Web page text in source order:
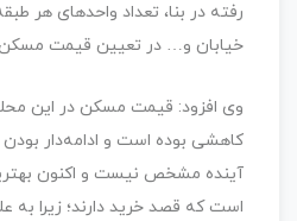
رفته در بنا، تعداد واحدهای هر
خیابان و… در تعیین قیمت
وی افزود: قیمت مسکن در این
کاهشی بوده است و ادامه‌دار
آینده مشخص نیست و اکنون
است که قصد خرید دارند؛ زیرا به